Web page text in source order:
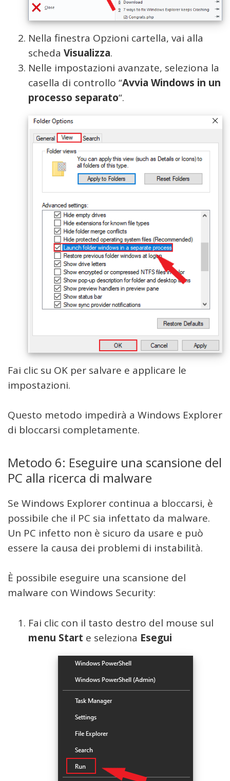
Nella finestra Opzioni cartella, vai alla
scheda Visualizza.
Nelle impostazioni avanzate, seleziona la
casella di controllo “Avvia Windows in un
processo separato“.
Fai clic su OK per salvare e applicare le
impostazioni.
Questo metodo impedirà a Windows Explorer
di bloccarsi completamente.
Metodo 6: Eseguire una scansione del
PC alla ricerca di malware
Se Windows Explorer continua a bloccarsi, è
possibile che il PC sia infettato da malware.
Un PC infetto non è sicuro da usare e può
essere la causa dei problemi di instabilità.
È possibile eseguire una scansione del
malware con Windows Security:
Fai clic con il tasto destro del mouse sul
menu Start e seleziona Esegui